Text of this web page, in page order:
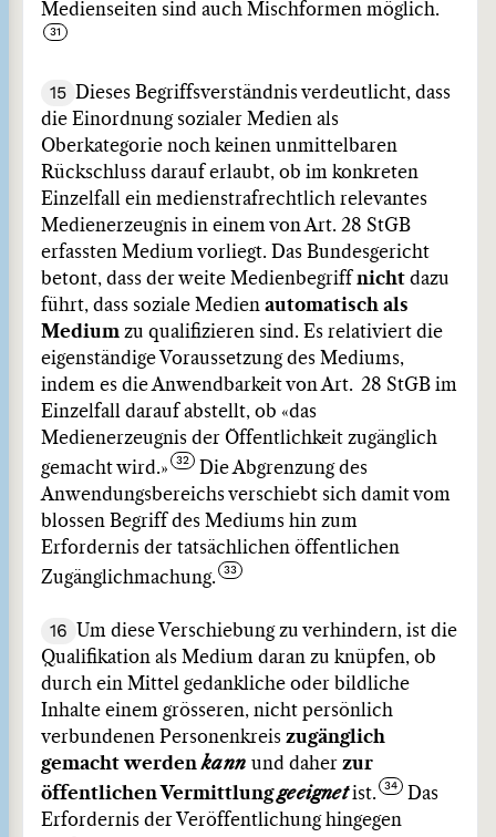
Medienseiten sind auch Mischformen möglich.
15
Dieses Begriffsverständnis verdeutlicht, dass
die Einordnung sozialer Medien als
Oberkategorie noch keinen unmittelbaren
Rückschluss darauf erlaubt, ob im konkreten
Einzelfall ein medienstrafrechtlich relevantes
Medienerzeugnis in einem von Art. 28 StGB
erfassten Medium vorliegt. Das Bundesgericht
betont, dass der weite Medienbegriff nicht dazu
führt, dass soziale Medien automatisch als
Medium zu qualifizieren sind. Es relativiert die
eigenständige Voraussetzung des Mediums,
indem es die Anwendbarkeit von Art. 28 StGB im
Einzelfall darauf abstellt, ob «das
Medienerzeugnis der Öffentlichkeit zugänglich
gemacht wird.»
Die Abgrenzung des
Anwendungsbereichs verschiebt sich damit vom
blossen Begriff des Mediums hin zum
Erfordernis der tatsächlichen öffentlichen
Zugänglichmachung.
16
Um diese Verschiebung zu verhindern, ist die
Qualifikation als Medium daran zu knüpfen, ob
durch ein Mittel gedankliche oder bildliche
Inhalte einem grösseren, nicht persönlich
verbundenen Personenkreis zugänglich
gemacht werdenkann und daher zur
öffentlichen Vermittlunggeeignetist.
Das
Erfordernis der Veröffentlichung hingegen